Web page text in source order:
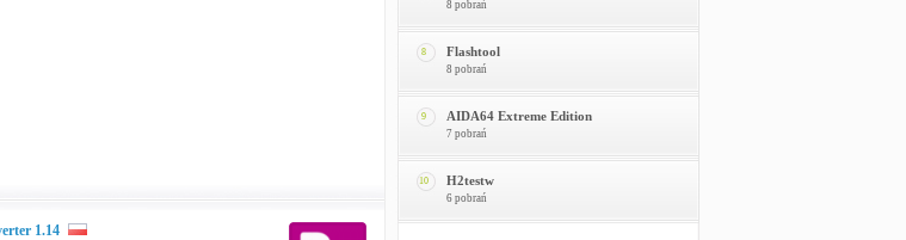
1.14
8 pobrań
8 Flashtool
8 pobrań
9 AIDA64 Extreme Edition
7 pobrań
10 H2testw
6 pobrań